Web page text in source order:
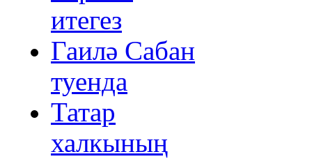
итегез
Гаилә Сабан
туенда
Татар
халкының